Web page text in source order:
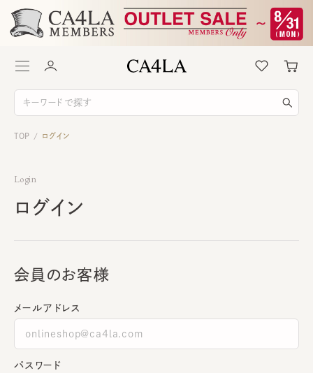
TOP / ログイン
Login
ログイン
会員のお客様
メールアドレス
パスワード